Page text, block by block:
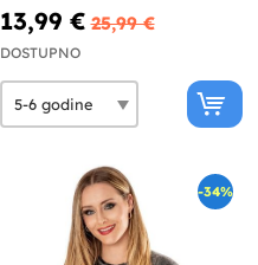
13,99 € 25,99 €
DOSTUPNO
-34%